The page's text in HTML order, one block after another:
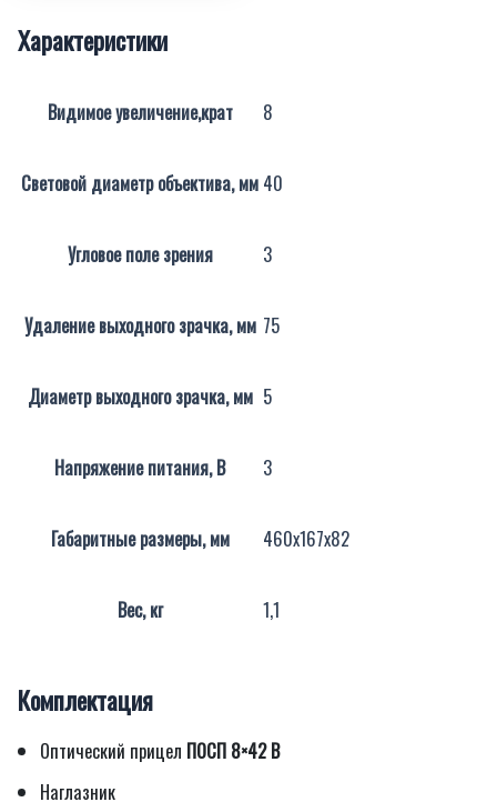
Характеристики
Видимое увеличение,крат 8
Световой диаметр объектива, мм 40
Угловое поле зрения 3
Удаление выходного зрачка, мм 75
Диаметр выходного зрачка, мм 5
Напряжение питания, В 3
Габаритные размеры, мм 460x167x82
Вес, кг 1,1
Комплектация
Оптический прицел ПОСП 8×42 В
Наглазник